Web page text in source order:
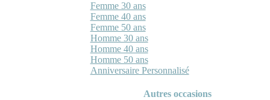
Femme 30 ans
Femme 40 ans
Femme 50 ans
Homme 30 ans
Homme 40 ans
Homme 50 ans
Anniversaire Personnalisé
Autres occasions